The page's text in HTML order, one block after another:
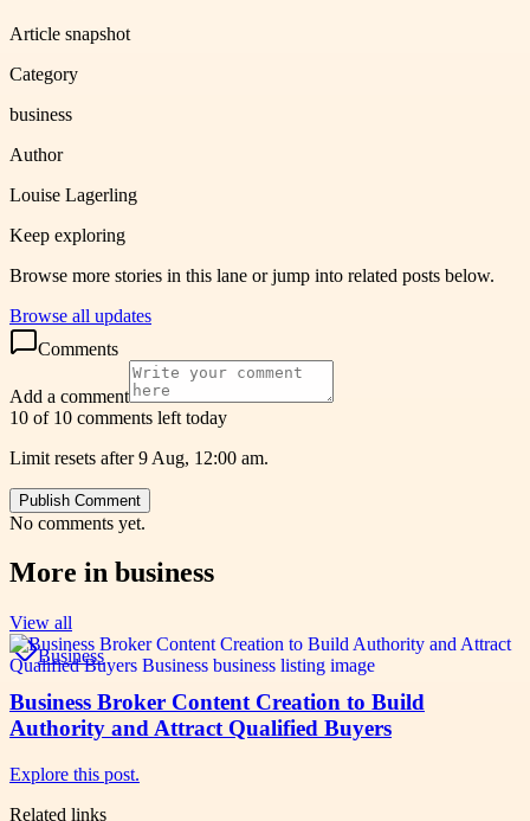
Article snapshot
Category
business
Author
Louise Lagerling
Keep exploring
Browse more stories in this lane or jump into related posts below.
Browse all updates
Comments
Add a comment
10 of 10 comments left today
Limit resets after 9 Aug, 12:00 am.
Publish Comment
No comments yet.
More in business
View all
Business
Business Broker Content Creation to Build
Authority and Attract Qualified Buyers
Explore this post.
Related links